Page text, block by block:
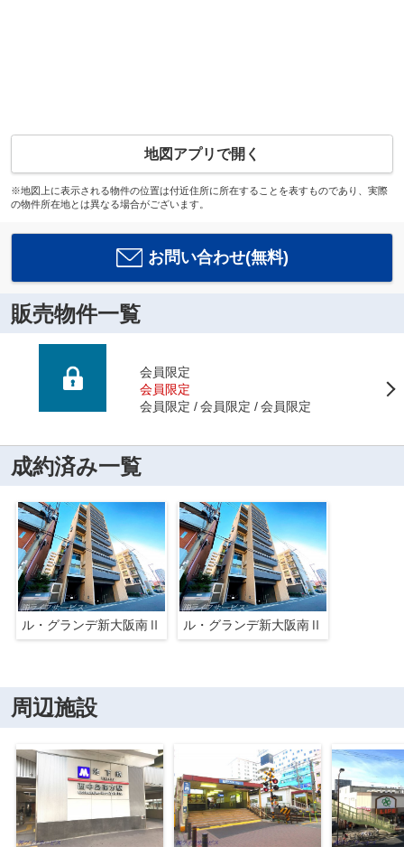
地図アプリで開く
※地図上に表示される物件の位置は付近住所に所在することを表すものであり、実際
の物件所在地とは異なる場合がございます。
お問い合わせ(無料)
販売物件一覧
会員限定
会員限定
会員限定
会員限定 会員限定
成約済み一覧
ル・グランデ新大阪南Ⅱ ル・グランデ新大阪南Ⅱ
周辺施設